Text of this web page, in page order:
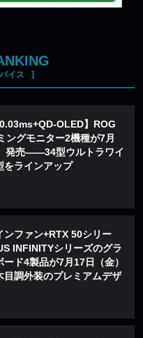
イス
OLED】ROG
ングモニター2機種が7月
発売——34型ウルトラワイ
をラインアップ
ンファン+RTX 50シリー
INFINITYシリーズのグラ
ード4製品が7月17日（金）
調外装のプレミアムデザ